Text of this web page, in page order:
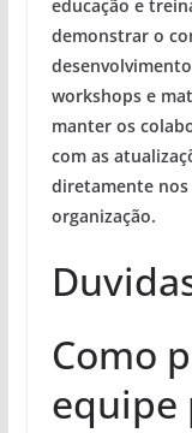
educação e
demonstrar o
workshops e
manter os
com as
diretamente nos
organização.
Como
equipe